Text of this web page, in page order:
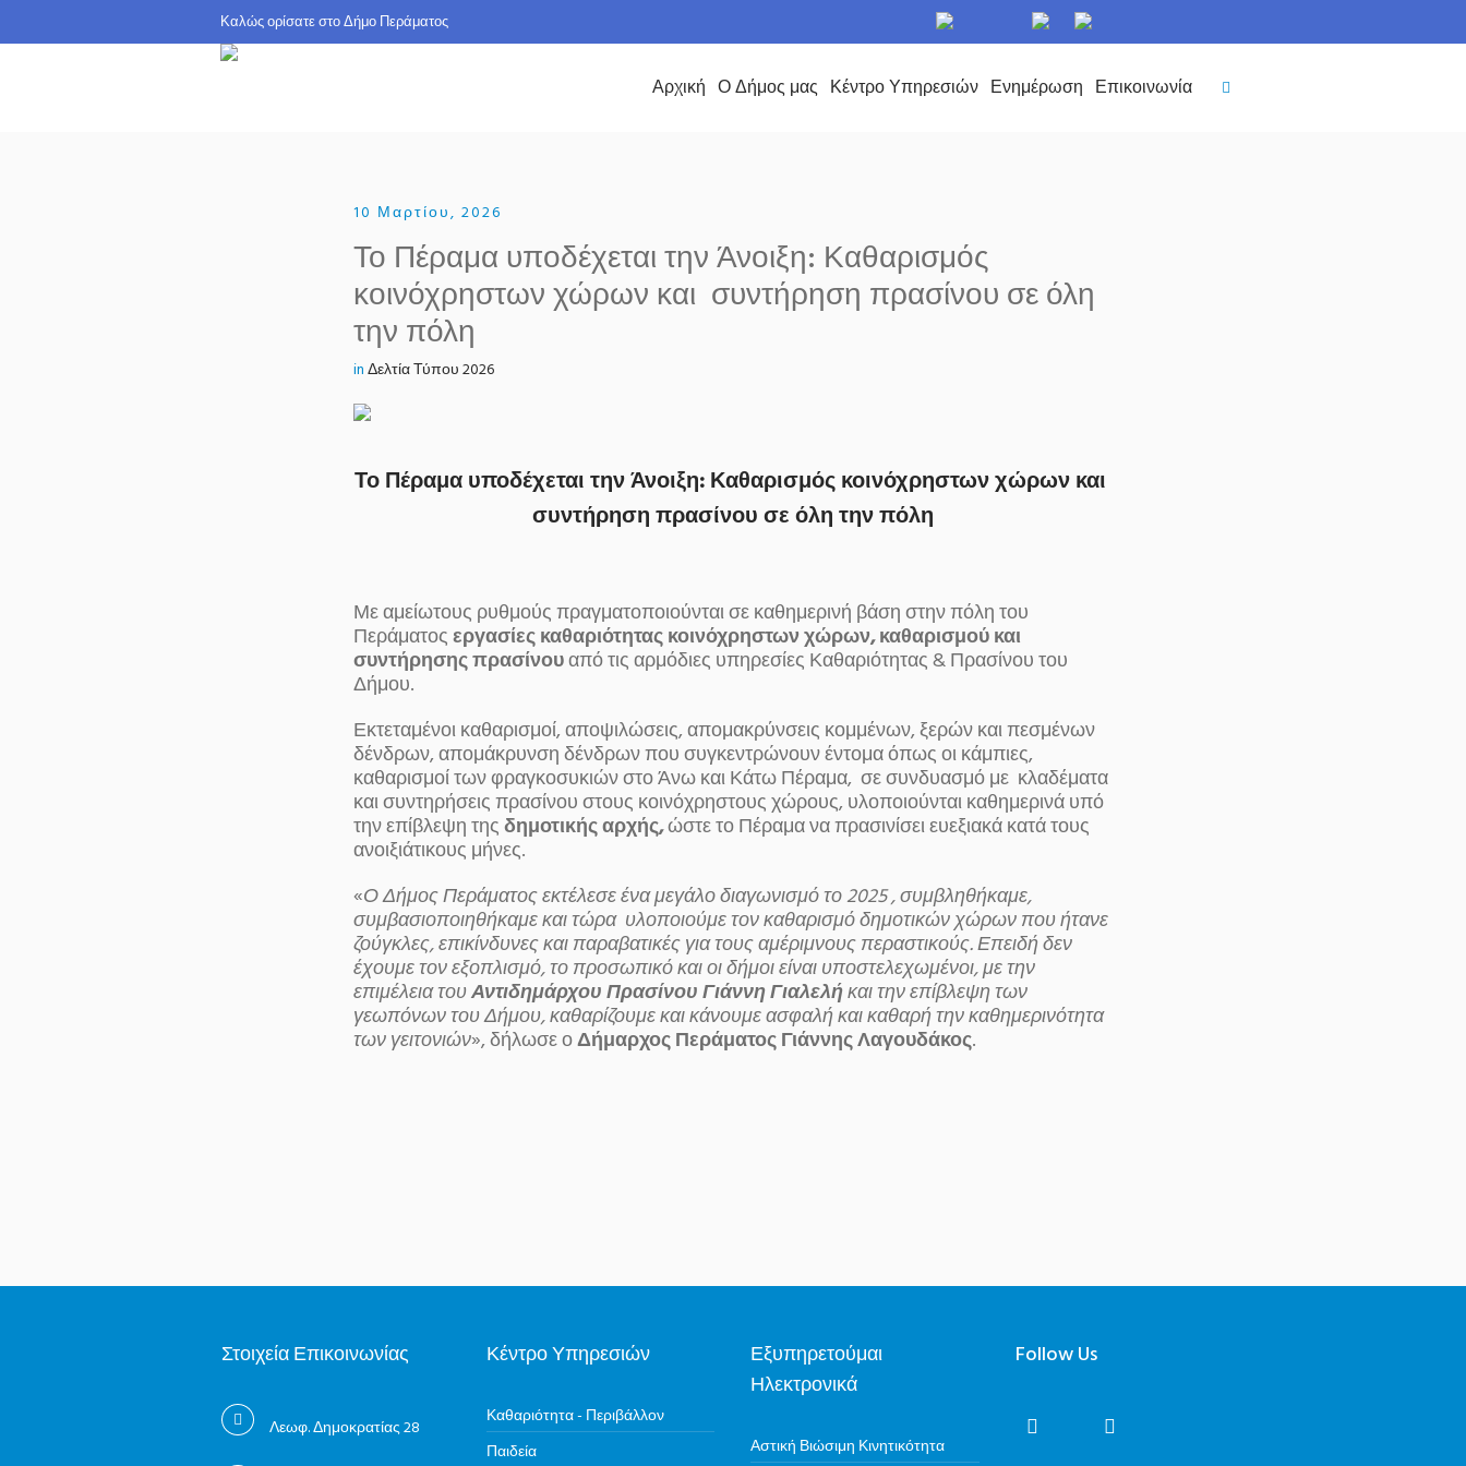
Καλώς ορίσατε στο Δήμο Περάματος
Αρχική Ο Δήμος μας Κέντρο Υπηρεσιών Ενημέρωση Επικοινωνία
10 Μαρτίου, 2026
Το Πέραμα υποδέχεται την Άνοιξη: Καθαρισμός
κοινόχρηστων χώρων και συντήρηση πρασίνου σε όλη
την πόλη
inΔελτία Τύπου 2026
Το Πέραμα υποδέχεται την Άνοιξη: Καθαρισμός κοινόχρηστων χώρων και
συντήρηση πρασίνου σε όλη την πόλη
Με αμείωτους ρυθμούς πραγματοποιούνται σε καθημερινή βάση στην πόλη του
Περάματοςεργασίες καθαριότητας κοινόχρηστων χώρων, καθαρισμού και
συντήρησης πρασίνουαπό τις αρμόδιες υπηρεσίες Καθαριότητας & Πρασίνου του
Δήμου.
Εκτεταμένοι καθαρισμοί, αποψιλώσεις, απομακρύνσεις κομμένων, ξερών και πεσμένων
δένδρων, απομάκρυνση δένδρων που συγκεντρώνουν έντομα όπως οι κάμπιες,
καθαρισμοί των φραγκοσυκιών στο Άνω και Κάτω Πέραμα, σε συνδυασμό με κλαδέματα
και συντηρήσεις πρασίνου στους κοινόχρηστους χώρους, υλοποιούνται καθημερινά υπό
την επίβλεψη τηςδημοτικής αρχής,ώστε το Πέραμα να πρασινίσει ευεξιακά κατά τους
ανοιξιάτικους μήνες.
«Ο Δήμος Περάματος εκτέλεσε ένα μεγάλο διαγωνισμό το 2025 , συμβληθήκαμε,
συμβασιοποιηθήκαμε και τώρα υλοποιούμε τον καθαρισμό δημοτικών χώρων που ήτανε
ζούγκλες, επικίνδυνες και παραβατικές για τους αμέριμνους περαστικούς. Επειδή δεν
έχουμε τον εξοπλισμό, το προσωπικό και οι δήμοι είναι υποστελεχωμένοι, με την
επιμέλεια τουΑντιδημάρχου Πρασίνου Γιάννη Γιαλελήκαι την επίβλεψη των
γεωπόνων του Δήμου, καθαρίζουμε και κάνουμε ασφαλή και καθαρή την καθημερινότητα
των γειτονιών», δήλωσε οΔήμαρχος Περάματος Γιάννης Λαγουδάκος.
Στοιχεία Επικοινωνίας
Λεωφ. Δημοκρατίας 28
Κέντρο Υπηρεσιών
Καθαριότητα - Περιβάλλον
Παιδεία
Εξυπηρετούμαι
Ηλεκτρονικά
Αστική Βιώσιμη Κινητικότητα
Follow Us